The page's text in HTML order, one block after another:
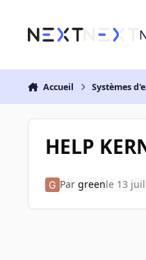
Accueil Systèmes
HELP
Par greenle 13